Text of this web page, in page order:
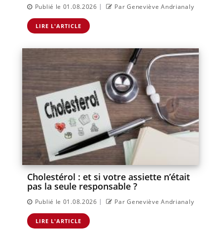
Publié le 01.08.2026 | Par Geneviève Andrianaly
LIRE L'ARTICLE
Cholestérol : et si votre assiette n’était
pas la seule responsable ?
Publié le 01.08.2026 | Par Geneviève Andrianaly
LIRE L'ARTICLE